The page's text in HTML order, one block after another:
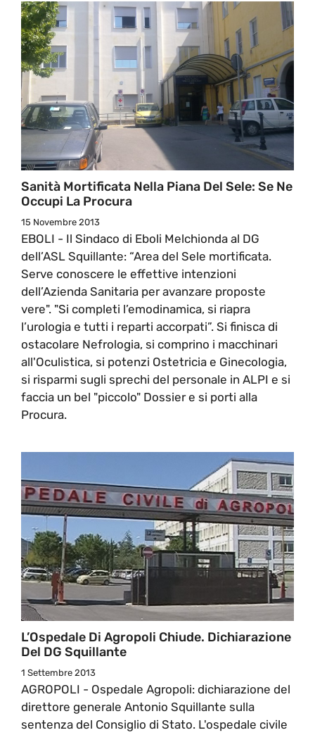
Sanità Mortificata Nella Piana Del Sele: Se Ne
Occupi La Procura
15 Novembre 2013
EBOLI - Il Sindaco di Eboli Melchionda al DG
dell’ASL Squillante: “Area del Sele mortificata.
Serve conoscere le effettive intenzioni
dell’Azienda Sanitaria per avanzare proposte
vere". "Si completi l’emodinamica, si riapra
l’urologia e tutti i reparti accorpati”. Si finisca di
ostacolare Nefrologia, si comprino i macchinari
all'Oculistica, si potenzi Ostetricia e Ginecologia,
si risparmi sugli sprechi del personale in ALPI e si
faccia un bel "piccolo" Dossier e si porti alla
Procura.
L’Ospedale Di Agropoli Chiude. Dichiarazione
Del DG Squillante
1 Settembre 2013
AGROPOLI - Ospedale Agropoli: dichiarazione del
direttore generale Antonio Squillante sulla
sentenza del Consiglio di Stato. L'ospedale civile